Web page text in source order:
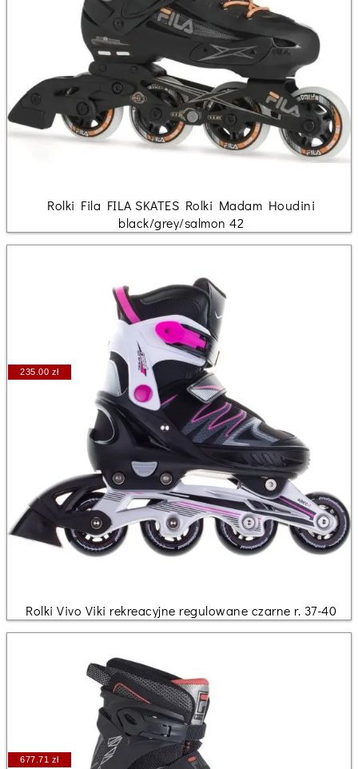
Rolki Fila FILA SKATES Rolki Madam Houdini
black/grey/salmon 42
235.00 zł
Rolki Vivo Viki rekreacyjne regulowane czarne r. 37-40
677.71 zł